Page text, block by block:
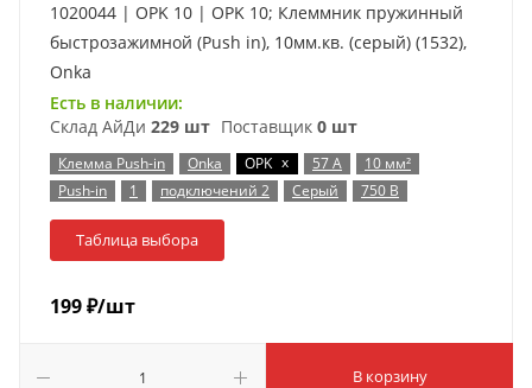
1020044 | OPK 10 | OPK 10; Клеммник пружинный
быстрозажимной (Push in), 10мм.кв. (серый) (1532),
Onka
Есть в наличии:
Склад АйДи 229 шт Поставщик 0 шт
Клемма Push-in Onka OPK x 57 А
10 мм²
Push-in
1 подключений 2 Серый 750 В
Таблица выбора
199₽/шт
В корзину